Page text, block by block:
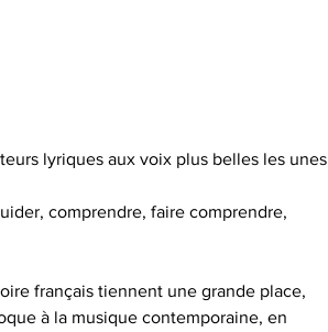
lyriques aux voix plus belles les unes
comprendre, faire comprendre,
français tiennent une grande place,
à la musique contemporaine, en